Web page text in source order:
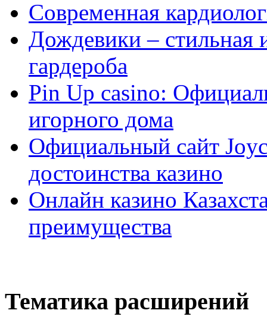
Современная
Дождевики – стильная
гардероба
Pin Up casino:
игорного дома
Официальный сайт
достоинства казино
Онлайн казино
преимущества
Тематика расширений